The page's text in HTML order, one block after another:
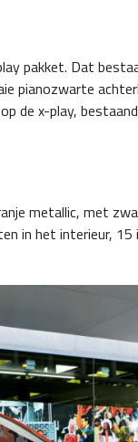
pakket. Dat
pianozwarte
de x-play,
metallic, met
in het interieur,